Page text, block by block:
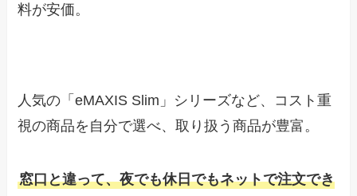
料が安価。
人気の「eMAXIS Slim」シリーズなど、コスト重
視の商品を自分で選べ、取り扱う商品が豊富。
窓口と違って、夜でも休日でもネットで注文でき